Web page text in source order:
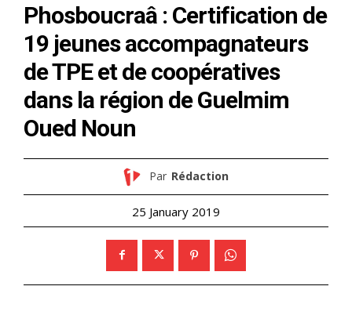
Phosboucraâ : Certification de
19 jeunes accompagnateurs
de TPE et de coopératives
dans la région de Guelmim
Oued Noun
Par Rédaction
25 January 2019